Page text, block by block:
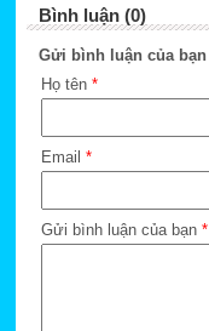
Bình luận (0)
Gửi bình luận của bạn
Họ tên *
Email *
Gửi bình luận của bạn *